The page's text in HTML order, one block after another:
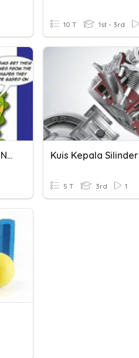
10 T 1st - 3rd
KUIZ MATEMATIK TAHUN 3 (BENTUK) Kuis Kepala Silinder
5 T 3rd 1